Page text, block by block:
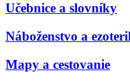
Učebnice a slovníky
Náboženstvo a
Mapy a cestovanie